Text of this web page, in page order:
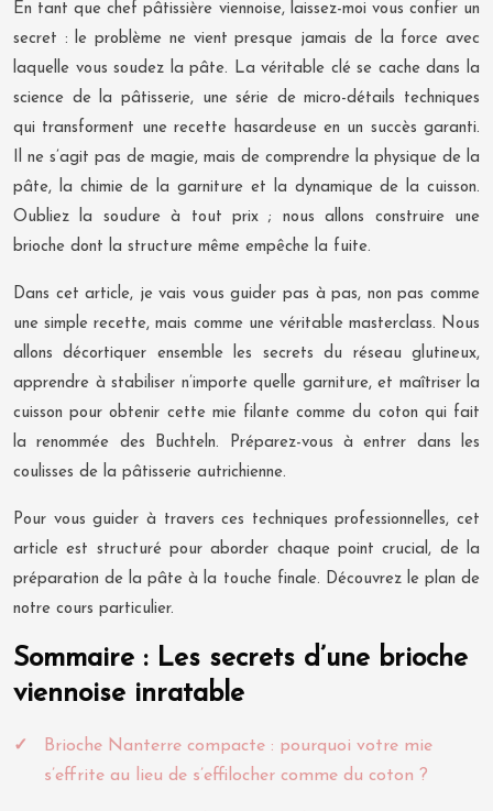
En tant que chef pâtissière viennoise, laissez-moi vous confier un
secret : le problème ne vient presque jamais de la force avec
laquelle vous soudez la pâte. La véritable clé se cache dans la
science de la pâtisserie, une série de micro-détails techniques
qui transforment une recette hasardeuse en un succès garanti.
Il ne s’agit pas de magie, mais de comprendre la physique de la
pâte, la chimie de la garniture et la dynamique de la cuisson.
Oubliez la soudure à tout prix ; nous allons construire une
brioche dont la structure même empêche la fuite.
Dans cet article, je vais vous guider pas à pas, non pas comme
une simple recette, mais comme une véritable masterclass. Nous
allons décortiquer ensemble les secrets du réseau glutineux,
apprendre à stabiliser n’importe quelle garniture, et maîtriser la
cuisson pour obtenir cette mie filante comme du coton qui fait
la renommée des Buchteln. Préparez-vous à entrer dans les
coulisses de la pâtisserie autrichienne.
Pour vous guider à travers ces techniques professionnelles, cet
article est structuré pour aborder chaque point crucial, de la
préparation de la pâte à la touche finale. Découvrez le plan de
notre cours particulier.
Sommaire : Les secrets d’une brioche
viennoise inratable
Brioche Nanterre compacte : pourquoi votre mie
s’effrite au lieu de s’effilocher comme du coton ?